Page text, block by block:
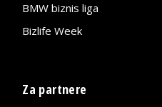
BMW biznis liga
Bizlife Week
Za partnere